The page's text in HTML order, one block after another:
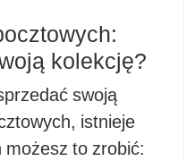
kolekcję?
swoją
istnieje
to zrobić: